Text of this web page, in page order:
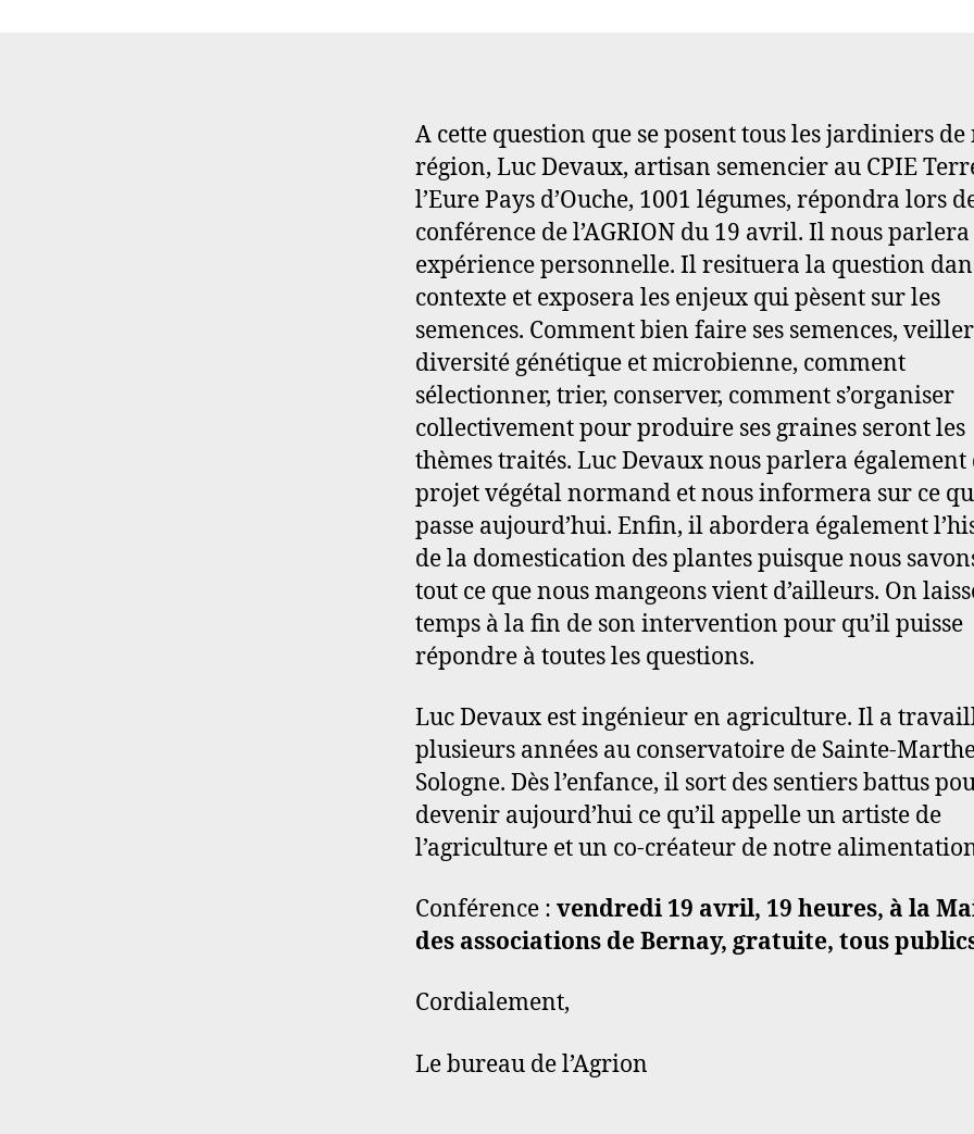
A cette question que se posent tous les jardiniers
région, Luc Devaux, artisan semencier au CPIE
l’Eure Pays d’Ouche, 1001 légumes, répondra lors
conférence de l’AGRION du 19 avril. Il nous parlera
expérience personnelle. Il resituera la question
contexte et exposera les enjeux qui pèsent sur les
semences. Comment bien faire ses semences,
diversité génétique et microbienne, comment
sélectionner, trier, conserver, comment s’organiser
collectivement pour produire ses graines seront les
thèmes traités. Luc Devaux nous parlera également
projet végétal normand et nous informera sur ce
passe aujourd’hui. Enfin, il abordera également
de la domestication des plantes puisque nous
tout ce que nous mangeons vient d’ailleurs. On
temps à la fin de son intervention pour qu’il puisse
répondre à toutes les questions.
Luc Devaux est ingénieur en agriculture. Il a
plusieurs années au conservatoire de Sainte-
Sologne. Dès l’enfance, il sort des sentiers battus
devenir aujourd’hui ce qu’il appelle un artiste de
l’agriculture et un co-créateur de notre
Conférence : vendredi 19 avril, 19 heures, à la
des associations de Bernay, gratuite, tous
Cordialement,
Le bureau de l’Agrion